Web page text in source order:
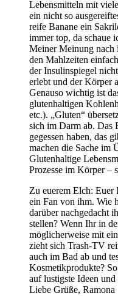
Lebensmitteln mit
ein nicht so
reife Banane ein
immer top, da schaue
Meiner Meinung nach
den Mahlzeiten
der Insulinspiegel
erlebt und der Körper
Genauso wichtig ist
glutenhaltigen
etc.). „Gluten“
sich im Darm ab. Das
gegessen haben, das
machen die Sache im
Glutenhaltige
Prozesse im Körper –
Zu euerem Elch:
ein Fan von ihm. Wie
darüber nachgedacht
stellen? Wenn Ihr in
möglicherweise mit
zieht sich Trash-TV
auch im Bad ab und
Kosmetikprodukte?
auf lustigste Ideen
Liebe Grüße, Ramona